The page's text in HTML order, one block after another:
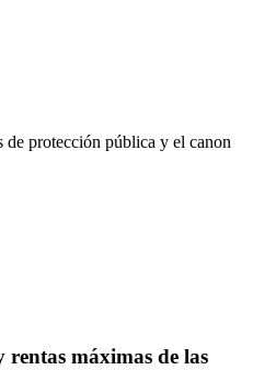
protección pública y el canon
máximas de las